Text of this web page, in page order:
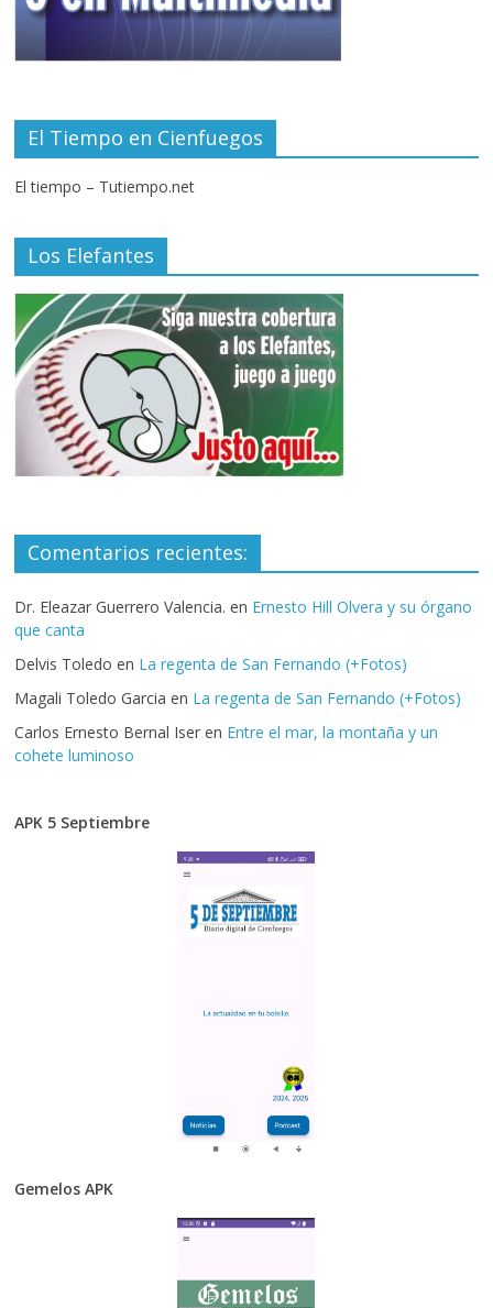
El Tiempo en Cienfuegos
El tiempo – Tutiempo.net
Los Elefantes
Comentarios recientes:
Dr. Eleazar Guerrero Valencia. en Ernesto Hill Olvera y su órgano
que canta
Delvis Toledo en La regenta de San Fernando (+Fotos)
Magali Toledo Garcia en La regenta de San Fernando (+Fotos)
Carlos Ernesto Bernal Iser en Entre el mar, la montaña y un
cohete luminoso
APK 5 Septiembre
Gemelos APK